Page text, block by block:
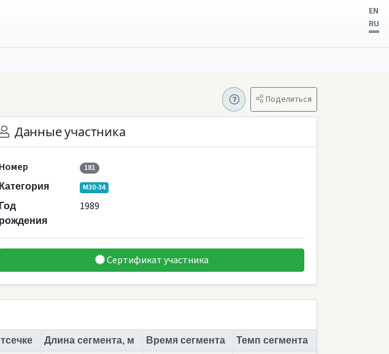
EN
RU
Поделиться
Данные участника
Номер
181
Категория
M30-34
Год
рождения
1989
Сертификат участника
Длина сегмента, м Время сегмента
Темп сегмента